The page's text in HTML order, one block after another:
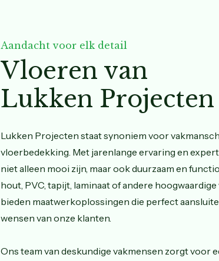
Aandacht voor elk detail
Vloeren van
Lukken Projecten
Lukken Projecten staat synoniem voor
vloerbedekking. Met jarenlange ervaring en
niet alleen mooi zijn, maar ook duurzaam en
hout, PVC, tapijt, laminaat of andere
bieden maatwerkoplossingen die perfect
wensen van onze klanten.
Ons team van deskundige vakmensen zorgt voor